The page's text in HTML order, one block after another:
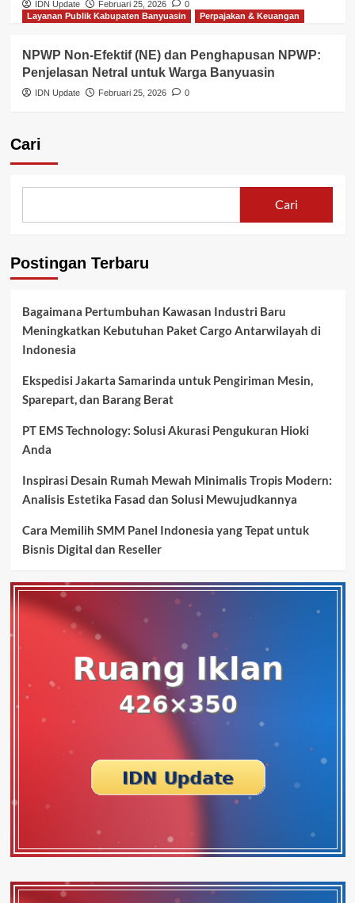
IDN Update Februari 25, 2026
0
Layanan Publik Kabupaten Banyuasin
Perpajakan & Keuangan
NPWP Non-Efektif (NE) dan Penghapusan NPWP:
Penjelasan Netral untuk Warga Banyuasin
IDN Update Februari 25, 2026 0
Cari
Cari
Postingan Terbaru
Bagaimana Pertumbuhan Kawasan Industri Baru
Meningkatkan Kebutuhan Paket Cargo Antarwilayah di
Indonesia
Ekspedisi Jakarta Samarinda untuk Pengiriman Mesin,
Sparepart, dan Barang Berat
PT EMS Technology: Solusi Akurasi Pengukuran Hioki
Anda
Inspirasi Desain Rumah Mewah Minimalis Tropis Modern:
Analisis Estetika Fasad dan Solusi Mewujudkannya
Cara Memilih SMM Panel Indonesia yang Tepat untuk
Bisnis Digital dan Reseller